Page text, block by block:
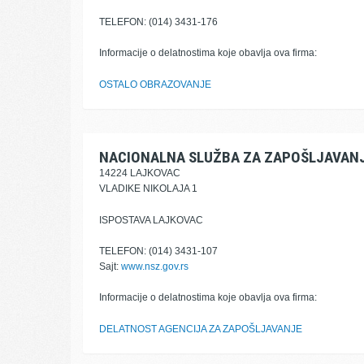
TELEFON: (014) 3431-176
Informacije o delatnostima koje obavlja ova firma:
OSTALO OBRAZOVANJE
NACIONALNA SLUŽBA ZA
14224 LAJKOVAC
VLADIKE NIKOLAJA 1
ISPOSTAVA LAJKOVAC
TELEFON: (014) 3431-107
Sajt: www.nsz.gov.rs
Informacije o delatnostima koje obavlja ova firma:
DELATNOST AGENCIJA ZA ZAPOŠLJAVANJE